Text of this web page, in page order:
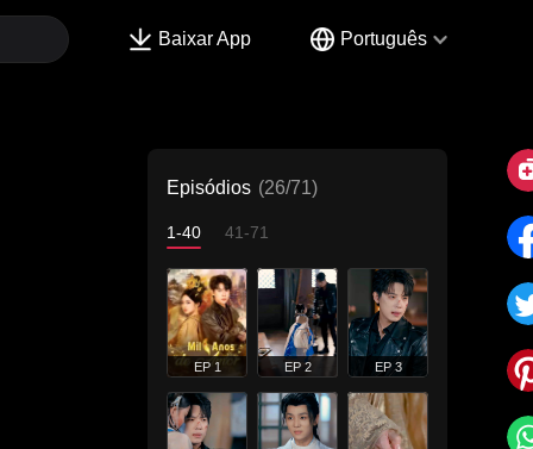
Baixar App Português
Episódios (26/71)
1-40 41-71
EP 1 EP 2 EP 3